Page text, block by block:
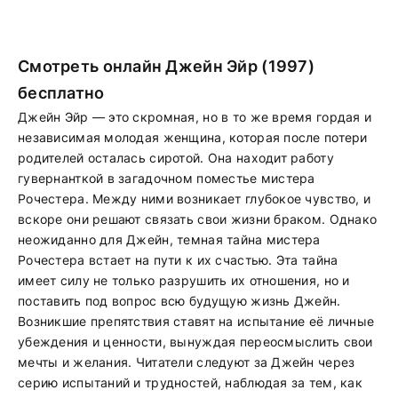
Смотреть онлайн Джейн Эйр (1997)
бесплатно
Джейн Эйр — это скромная, но в то же время гордая и
независимая молодая женщина, которая после потери
родителей осталась сиротой. Она находит работу
гувернанткой в загадочном поместье мистера
Рочестера. Между ними возникает глубокое чувство, и
вскоре они решают связать свои жизни браком. Однако
неожиданно для Джейн, темная тайна мистера
Рочестера встает на пути к их счастью. Эта тайна
имеет силу не только разрушить их отношения, но и
поставить под вопрос всю будущую жизнь Джейн.
Возникшие препятствия ставят на испытание её личные
убеждения и ценности, вынуждая переосмыслить свои
мечты и желания. Читатели следуют за Джейн через
серию испытаний и трудностей, наблюдая за тем, как